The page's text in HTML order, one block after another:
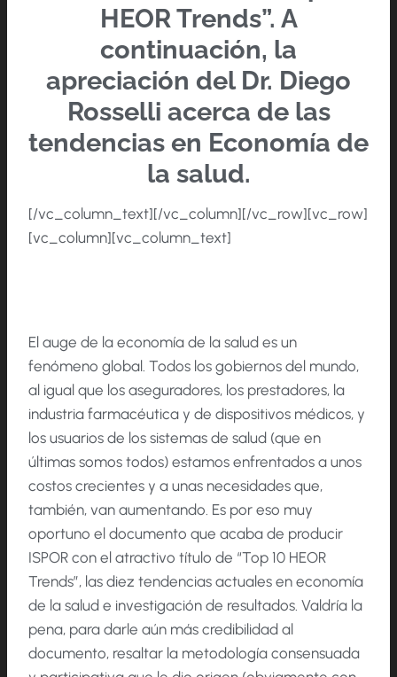
HEOR Trends”. A
continuación, la
apreciación del Dr. Diego
Rosselli acerca de las
tendencias en Economía de
la salud.
[/vc_column_text][/vc_column][/vc_row][vc_row]
[vc_column][vc_column_text]
El auge de la economía de la salud es un
fenómeno global. Todos los gobiernos del mundo,
al igual que los aseguradores, los prestadores, la
industria farmacéutica y de dispositivos médicos, y
los usuarios de los sistemas de salud (que en
últimas somos todos) estamos enfrentados a unos
costos crecientes y a unas necesidades que,
también, van aumentando. Es por eso muy
oportuno el documento que acaba de producir
ISPOR con el atractivo título de “Top 10 HEOR
Trends”, las diez tendencias actuales en economía
de la salud e investigación de resultados. Valdría la
pena, para darle aún más credibilidad al
documento, resaltar la metodología consensuada